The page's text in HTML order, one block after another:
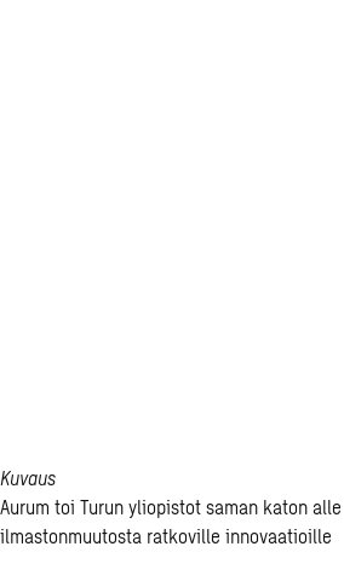
Kuvaus
Aurum toi Turun yliopistot saman katon
ilmastonmuutosta ratkoville innovaatioille